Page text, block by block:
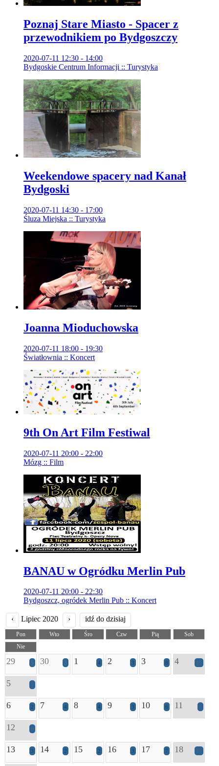
Poznaj Stare Miasto - Spacer z
przewodnikiem po Bydgoszczy
2020-07-11 12:30 - 14:00
Bydgoskie Centrum Informacji :: Turystyka
Weekendowe spacery nad Kanał
Bydgoski
2020-07-11 14:30 - 17:00
Śluza Miejska :: Turystyka
Joanna Mioduchowska
2020-07-11 18:00 - 19:30
Światłownia :: Koncert
9th On Art Film Festiwal
2020-07-11 20:00 - 22:00
Mózg :: Film
BANAU w Ogródku Merlin Pub
2020-07-11 20:00 - 22:30
Bydgoszcz, ogródek Merlin Pub :: Koncert
‹ Lipiec 2020 › idź do dzisiaj
Pon Wto Śro Czw Pią
Sob
Nie
29 5 30 3 1 4 2 3 3 8 4 15
5 5
6 2 7 4 8 4 9 3 10 6 11 8
12 9
13 3 14 2 15 2 16 3 17 7 18 15